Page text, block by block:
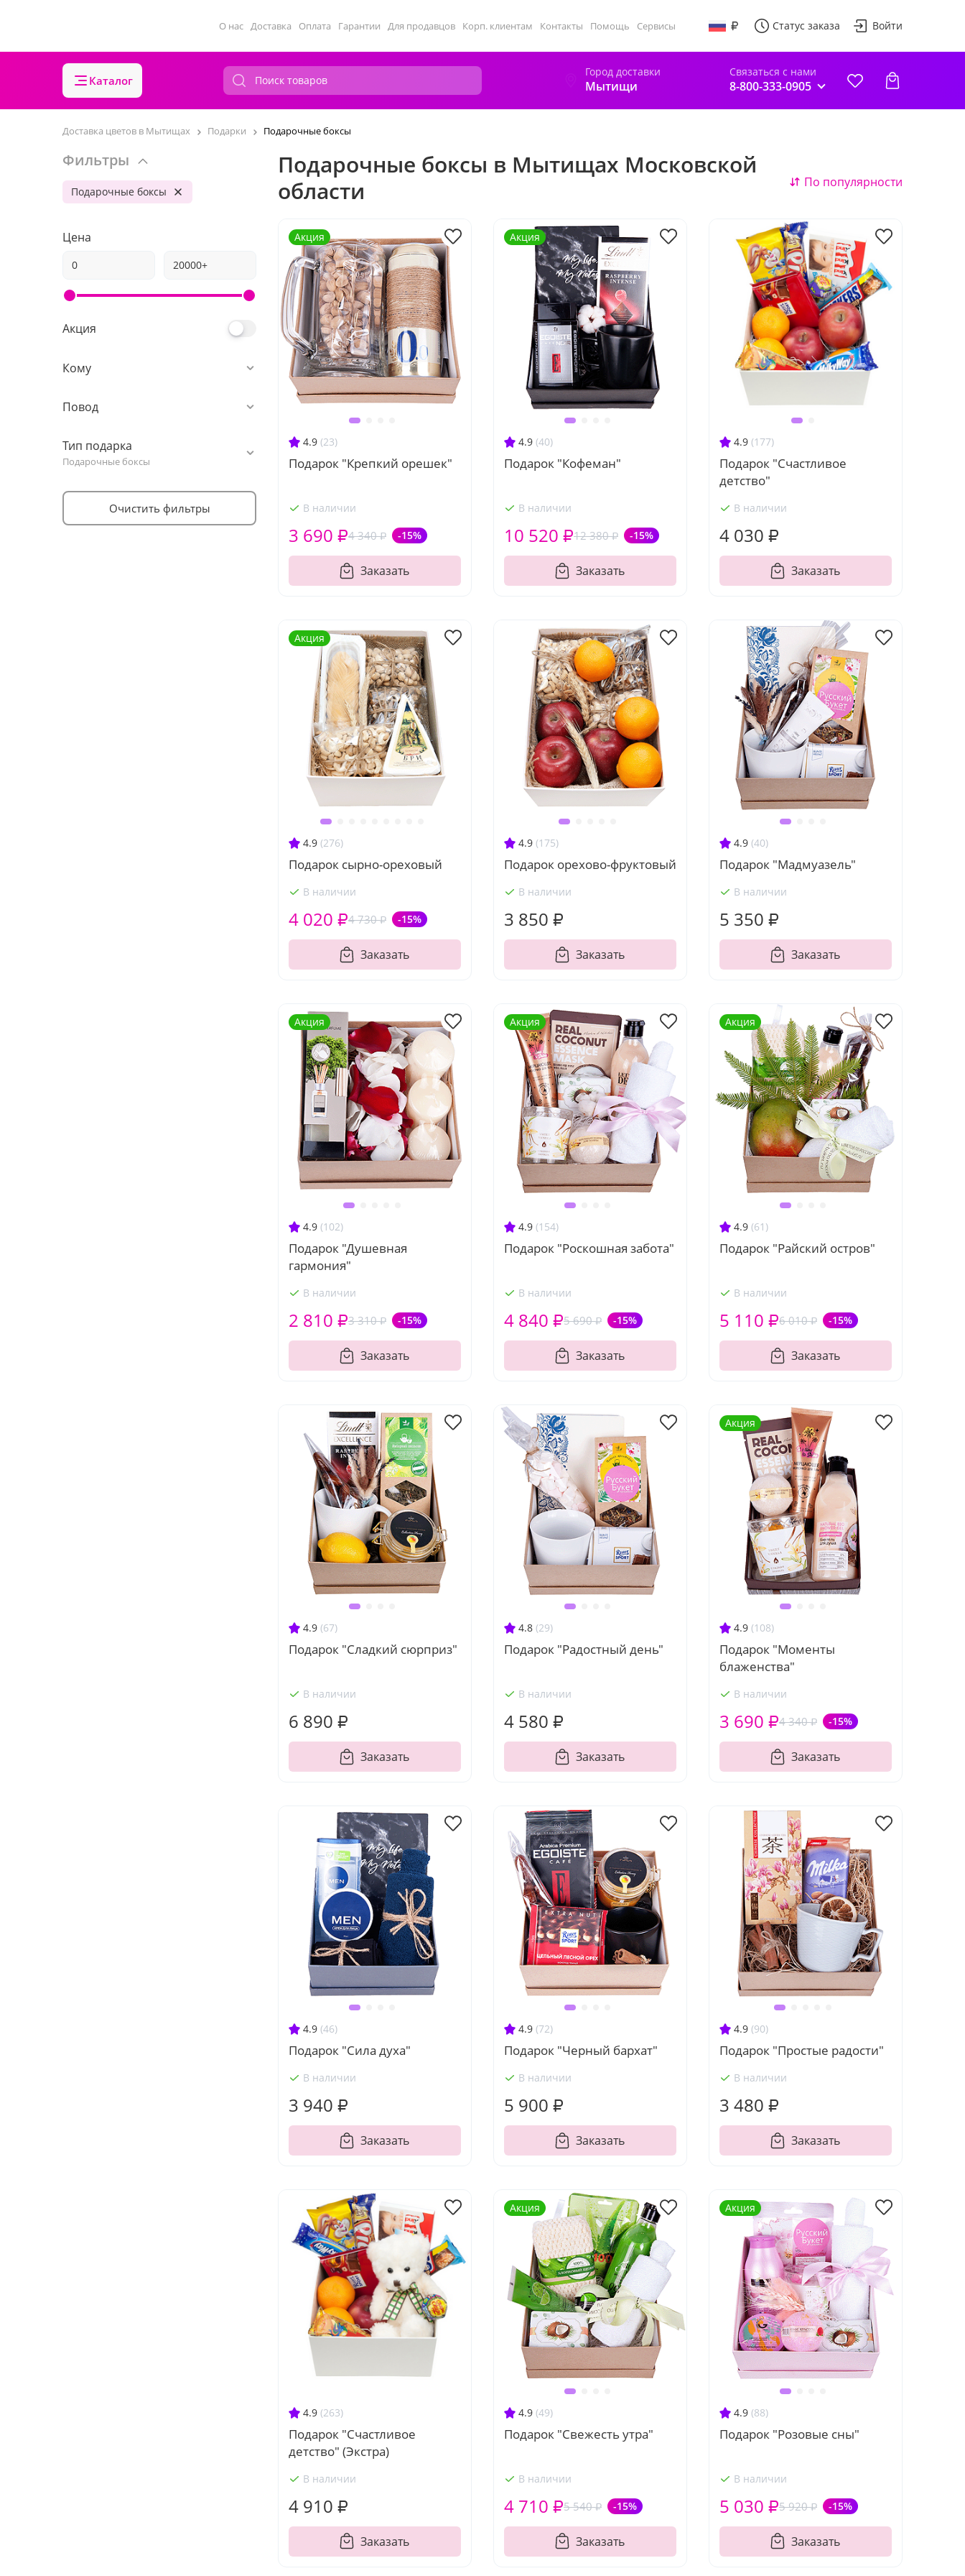
О нас Доставка Оплата Гарантии Для продавцов Корп. клиентам Контакты Помощь Сервисы Статус заказа Войти
Каталог
Город доставки
Мытищи
Связаться с нами
8-800-333-0905
Доставка цветов в Мытищах Подарки Подарочные боксы
Фильтры
Подарочные боксы
Цена
Акция
Кому
Повод
Тип подарка
Подарочные боксы
Очистить фильтры
Подарочные боксы в Мытищах Московской
области
По популярности
4.9 (23)
Подарок "Крепкий орешек"
В наличии
4 340 ₽ -15%
3 690 ₽
Заказать
Акция
4.9 (40)
Подарок "Кофеман"
В наличии
12 380 ₽ -15%
10 520 ₽
Заказать
Акция
4.9 (177)
Подарок "Счастливое
детство"
В наличии
4 030 ₽
Заказать
4.9 (276)
Подарок сырно-ореховый
В наличии
4 730 ₽ -15%
4 020 ₽
Заказать
Акция
4.9 (175)
Подарок орехово-фруктовый
В наличии
3 850 ₽
Заказать
4.9 (40)
Подарок "Мадмуазель"
В наличии
5 350 ₽
Заказать
4.9 (102)
Подарок "Душевная
гармония"
В наличии
3 310 ₽ -15%
2 810 ₽
Заказать
Акция
4.9 (154)
Подарок "Роскошная забота"
В наличии
5 690 ₽ -15%
4 840 ₽
Заказать
Акция
4.9 (61)
Подарок "Райский остров"
В наличии
6 010 ₽ -15%
5 110 ₽
Заказать
Акция
4.9 (67)
Подарок "Сладкий сюрприз"
В наличии
6 890 ₽
Заказать
4.8 (29)
Подарок "Радостный день"
В наличии
4 580 ₽
Заказать
4.9 (108)
Подарок "Моменты
блаженства"
В наличии
4 340 ₽ -15%
3 690 ₽
Заказать
Акция
4.9 (46)
Подарок "Сила духа"
В наличии
3 940 ₽
Заказать
4.9 (72)
Подарок "Черный бархат"
В наличии
5 900 ₽
Заказать
4.9 (90)
Подарок "Простые радости"
В наличии
3 480 ₽
Заказать
4.9 (263)
Подарок "Счастливое
детство" (Экстра)
В наличии
4 910 ₽
Заказать
4.9 (49)
Подарок "Свежесть утра"
В наличии
5 540 ₽ -15%
4 710 ₽
Заказать
Акция
4.9 (88)
Подарок "Розовые сны"
В наличии
5 920 ₽ -15%
5 030 ₽
Заказать
Акция